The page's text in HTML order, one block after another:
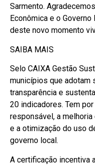
Sarmento.
Econômica e o
deste novo momento
SAIBA MAIS
Selo CAIXA Gestão
municípios que adotam
transparência e
20 indicadores. Tem
responsável, a
e a otimização do uso
governo local.
A certificação incentiva